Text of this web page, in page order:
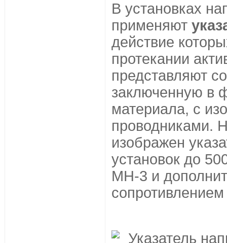
В установках
применяют
действие
протекании
представляют
заключенную в
материала, с
проводниками.
изображен
установок до
МН-3 и